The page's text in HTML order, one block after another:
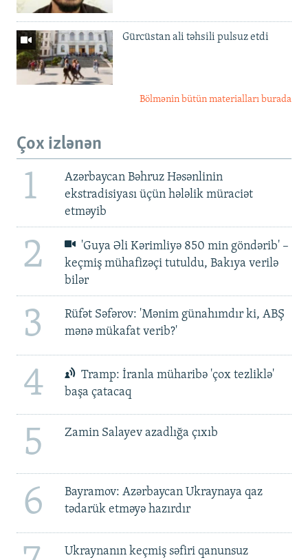
Gürcüstan ali təhsili pulsuz etdi
Bölmənin bütün materialları burada
Çox izlənən
1
Azərbaycan Bəhruz Həsənlinin
ekstradisiyası üçün hələlik müraciət
etməyib
2
'Guya Əli Kərimliyə 850 min göndərib' –
keçmiş mühafizəçi tutuldu, Bakıya verilə
bilər
3
Rüfət Səfərov: 'Mənim günahımdır ki, ABŞ
mənə mükafat verib?'
4
Tramp: İranla müharibə 'çox tezliklə'
başa çatacaq
5 Zamin Salayev azadlığa çıxıb
6
Bayramov: Azərbaycan Ukraynaya qaz
tədarük etməyə hazırdır
Ukraynanın keçmiş səfiri qanunsuz